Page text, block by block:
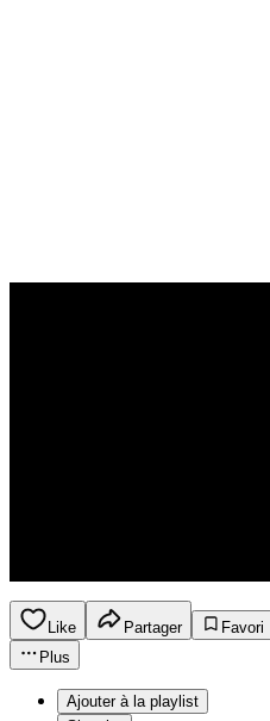
Like Partager
Favori
Plus
Ajouter à la playlist